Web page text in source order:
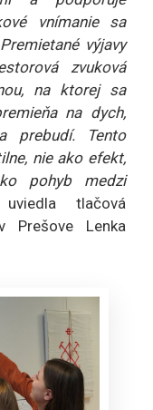
vnímanie sa
výjavy
zvuková
na ktorej sa
na dych,
prebudí. Tento
nie ako efekt,
pohyb medzi
uviedla tlačová
Prešove Lenka